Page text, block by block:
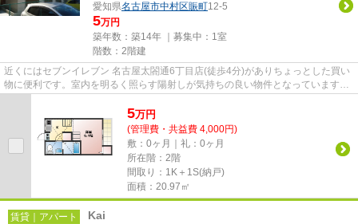
愛知県名古屋市中村区賑町12-5
5万円
築年数：築14年 ｜募集中： 1室
階数：2階建
近くにはセブンイレブン 名古屋太閤通6丁目店(徒歩4分)がありちょっとした買い
物に便利です。室内を明るく照らす陽射しが気持ちの良い物件となっています。
5万円
(管理費・共益費 4,000円)
敷：0ヶ月｜礼：0ヶ月
所在階：2階
間取り：1K＋1S(納戸)
面積：20.97㎡
賃貸｜アパート Kai